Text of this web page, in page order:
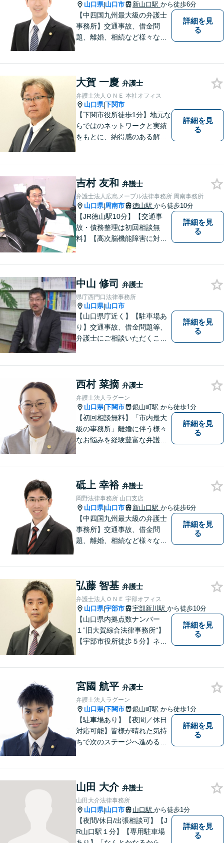
山口県|山口市 新山口駅 から徒歩6分
【中四国九州最大級の弁護士
事務所】交通事故、借金問
題、離婚、相続など様々な問
い！
詳細を見
る
大賀 一慶 弁護士
弁護士法人ＯＮＥ 本社オフィス
山口県|下関市
【下関市役所徒歩1分】地元な
らではのネットワークと実績
をもとに、納得感のある解決
詳細を見
る
吉村 友和 弁護士
弁護士法人広島メープル法律事務所 周南事務所
山口県|周南市 徳山駅 から徒歩10分
【JR徳山駅10分】【交通事
故・債務整理は初回相談無
料】【高次脳機能障害に対応
トナー」として、お客さまに
寄り添いますので、お気軽に
ご相談ください。
詳細を見
る
中山 修司 弁護士
県庁西門口法律事務所
山口県|山口市
【山口県庁近く】【駐車場あ
り】交通事故、借金問題等、
弁護士にご相談いただくこと
る弁護士が、客観的視点から
事案を検討し、最適の解決方
法を探ります。
詳細を見
る
西村 菜摘 弁護士
弁護士法人ラグーン
山口県|下関市 銀山町駅 から徒歩1分
【初回相談無料】「市内最大
級の事務所」離婚に伴う様々
なお悩みを経験豊富な弁護士
相談・年間150件以上」【子
連れ相談可】【休日・夜間相
談対応】
詳細を見
る
砥上 幸裕 弁護士
岡野法律事務所 山口支店
山口県|山口市 新山口駅 から徒歩6分
【中四国九州最大級の弁護士
事務所】交通事故、借金問
題、離婚、相続など様々な問
い！
詳細を見
る
弘藤 智基 弁護士
弁護士法人ＯＮＥ 宇部オフィス
山口県|宇部市 宇部新川駅 から徒歩10分
【山口県内拠点数ナンバー
１”旧大賀綜合法律事務所"】
【宇部市役所徒歩５分】ネッ
相談ください。
詳細を見
る
宮國 航平 弁護士
弁護士法人ラグーン
山口県|下関市 銀山町駅 から徒歩1分
【駐車場あり】【夜間／休日
対応可能】皆様が晴れた気持
ちで次のステージへ進めるよ
応。【地域に根差した弁護
士】何かお困りごとがござい
ましたらお一人で考え込ま
ず、ご相談下さい。
詳細を見
る
山田 大介 弁護士
山田大介法律事務所
山口県|山口市 山口駅 から徒歩1分
【夜間/休日/出張相談可】【J
R山口駅１分】【専用駐車場
詳細を見
る